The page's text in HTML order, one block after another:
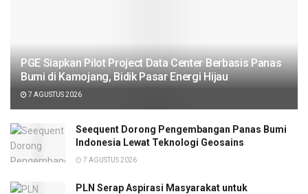
PGE Siapkan Pilot Project Data Center Berbasis Panas
Bumi di Kamojang, Bidik Pasar Energi Hijau
7 AGUSTUS 2026
Seequent Dorong Pengembangan Panas Bumi
Indonesia Lewat Teknologi Geosains
7 AGUSTUS 2026
PLN Serap Aspirasi Masyarakat untuk